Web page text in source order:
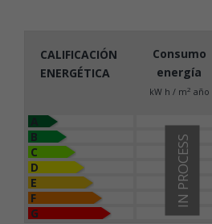
CALIFICACIÓN
ENERGÉTICA
Consumo
energía
kW h / m2 año
B
C
D
E
F
G
IN PROCESS